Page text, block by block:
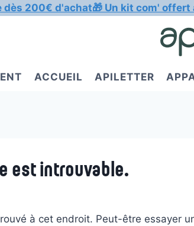
dès 200€ d'achat🎁 Un kit com' offert
ACCUEIL APILETTER
est introuvable.
à cet endroit. Peut-être essayer